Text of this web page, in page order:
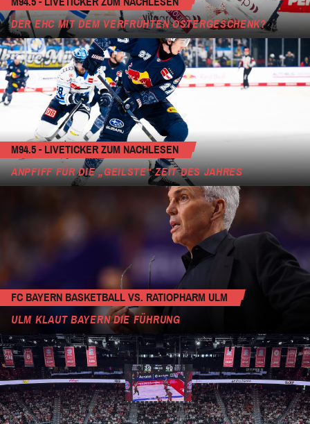
DER EHC MIT DEM VERFRÜHTEN OSTERGESCHENK?
M94.5 - LIVETICKER ZUM NACHLESEN
ANPFIFF FÜR DIE „GEILSTE“ ZEIT DES JAHRES
FC BAYERN BASKETBALL VS. RATIOPHARM ULM
ULM KLAUT BAYERN DIE FÜHRUNG